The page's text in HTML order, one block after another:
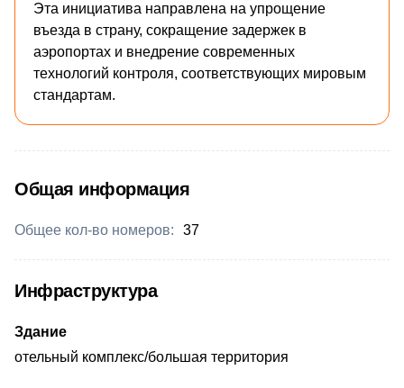
Эта инициатива направлена на упрощение
въезда в страну, сокращение задержек в
аэропортах и внедрение современных
технологий контроля, соответствующих мировым
стандартам.
Общая информация
Общее кол-во номеров: 37
Инфраструктура
Здание
отельный комплекс/большая территория